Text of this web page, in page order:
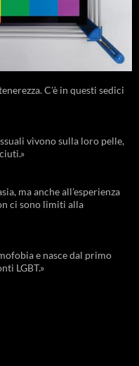
C'è in questi sedici
vivono sulla loro pelle,
ma anche all’esperienza
ci sono limiti alla
e nasce dal primo
LGBT.»